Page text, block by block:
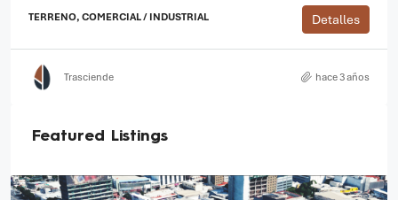
TERRENO, COMERCIAL / INDUSTRIAL Detalles
Trasciende hace 3 años
Featured Listings